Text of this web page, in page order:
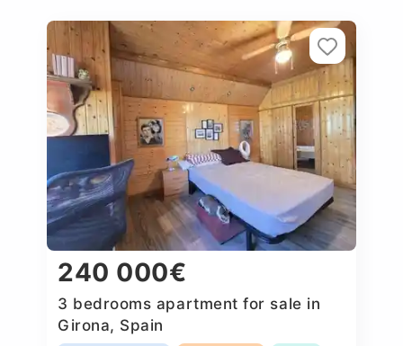
240 000€
3 bedrooms apartment for sale in
Girona, Spain